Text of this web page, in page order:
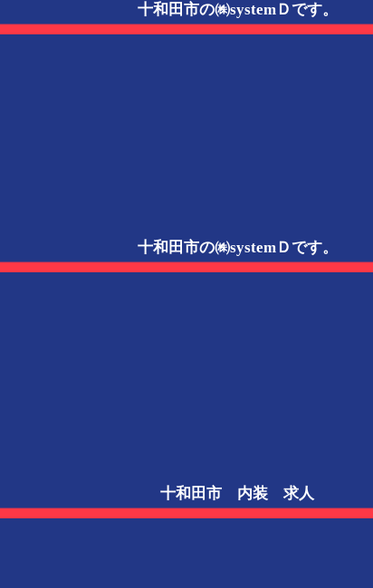
十和田市の㈱systemＤです。
十和田市の㈱systemＤです。
十和田市 内装 求人